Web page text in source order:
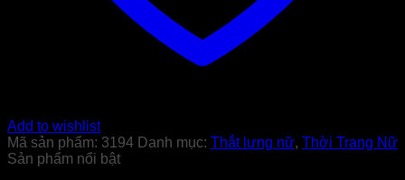
Add to wishlist
Mã sản phẩm: 3194 Danh mục: Thắt lưng nữ, Thời Trang Nữ
Sản phẩm nổi bật